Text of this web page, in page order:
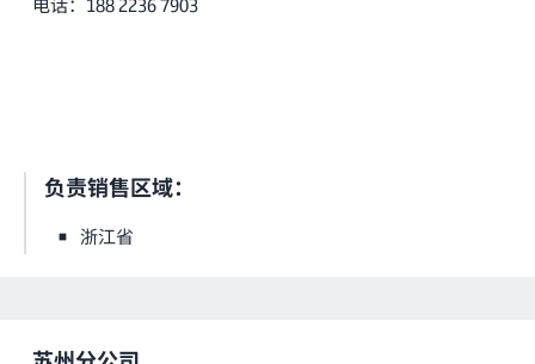
负责销售区域：
浙江省